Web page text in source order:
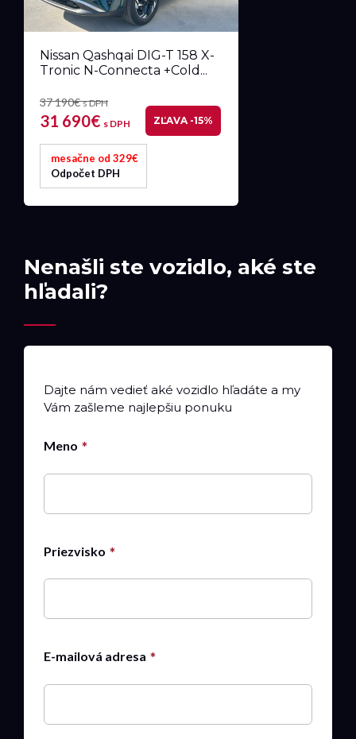
Nissan Qashqai DIG-T 158 X-
Tronic N-Connecta +Cold...
37 190€s DPH
31 690€ s DPH ZĽAVA -15%
mesačne od 329€
Odpočet DPH
Nenašli ste vozidlo, aké ste
hľadali?
Dajte nám vedieť aké vozidlo hľadáte a my
Vám zašleme najlepšiu ponuku
Meno
Priezvisko
E-mailová adresa